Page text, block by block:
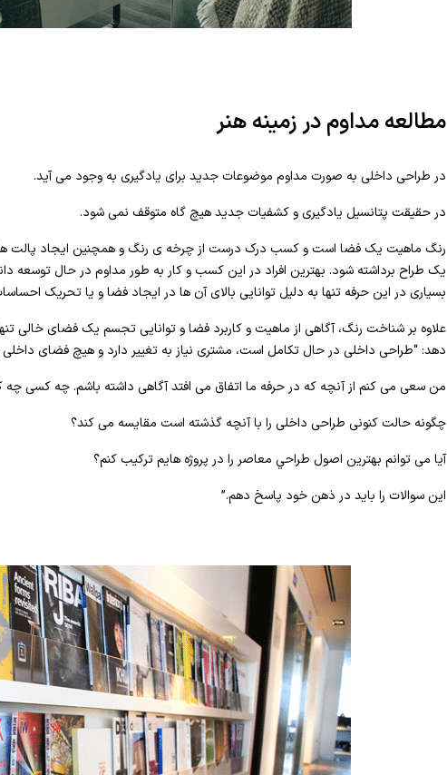
مطالعه مداوم در زمینه هنر
در طراحی داخلی به صورت مداوم موضوعات جدید برای یادگیری به وجود می آید.
در حقیقت پتانسیل یادگیری و کشفیات جدید هیچ گاه متوقف نمی شود.
رنگ ماهیت یک فضا است و کسب درک درست از چرخه ی رنگ و همچنین ایجاد پالت
یک طراح برداشته شود. بهترین افراد در این کسب و کار به طور مداوم در حال
بسیاری در این حرفه تنها به دلیل توانایی بالای آن ها در ایجاد فضا و یا تحریک
علاوه بر شناخت رنگ، آگاهی از ماهیت و کاربرد فضا و توانایی تجسم یک فضای خالی
دهد: “طراحی داخلی در حال تکامل است، مشتری نیاز به تغییر دارد و هیچ فضای
من سعی می کنم از آنچه که در حرفه ما اتفاق می افتد آگاهی داشته باشم. چه کسی چه
چگونه حالت کنونی طراحی داخلی را با آنچه گذشته است مقایسه می کند؟
آیا می توانم بهترین اصول طراحي معاصر را در پروژه هایم ترکیب کنم؟
این سوالات را باید در ذهن خود پاسخ دهم.”